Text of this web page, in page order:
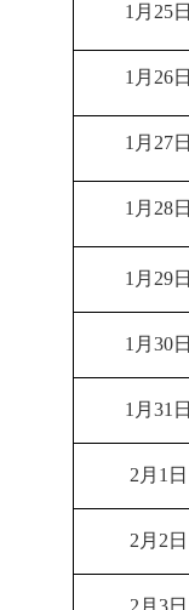
1 月 25日
1 月 26日
1 月 27日
1 月 28日
1 月 29日
1 月 30日
1 月 31 日
2 月 1 日
2 月 2 日
2 月 3日